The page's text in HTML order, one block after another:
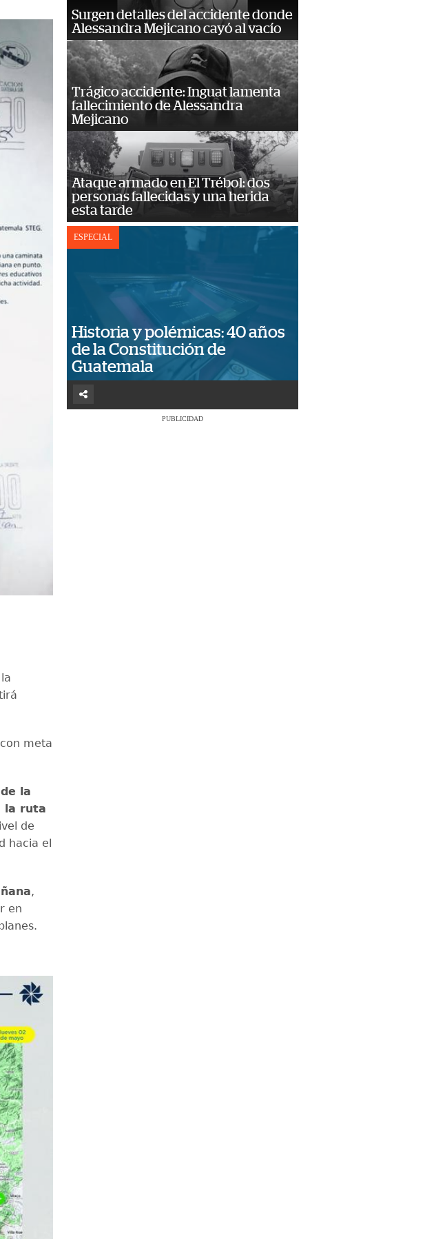
meta
la
la ruta
de
hacia el
,
en
Surgen detalles del accidente donde
Alessandra Mejicano cayó al vacío
Trágico accidente: Inguat lamenta
fallecimiento de Alessandra
Mejicano
Ataque armado en El Trébol: dos
personas fallecidas y una herida
esta tarde
ESPECIAL
Historia y polémicas: 40 años
de la Constitución de
Guatemala
PUBLICIDAD